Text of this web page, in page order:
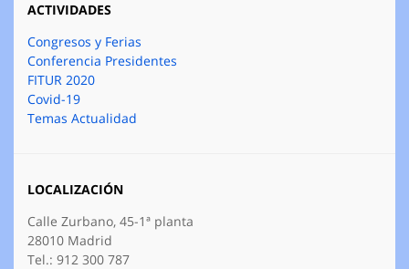
ACTIVIDADES
Congresos y Ferias
Conferencia Presidentes
FITUR 2020
Covid-19
Temas Actualidad
LOCALIZACIÓN
Calle Zurbano, 45-1ª planta
28010 Madrid
Tel.: 912 300 787